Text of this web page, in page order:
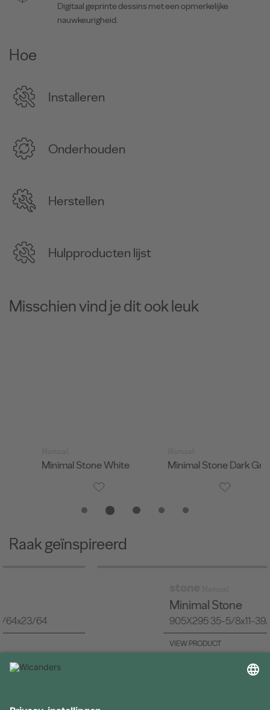
Digitaal geprinte dessins met een opmerkelijke
nauwkeurigheid.
Hoe
Installeren
Onderhouden
Herstellen
Hulpproducten lijst
Misschien vind je dit ook leuk
Minimal Stone White Minimal Stone Dark Grey
Raak geïnspireerd
905X295 35-5/8x11-39/64x23/64